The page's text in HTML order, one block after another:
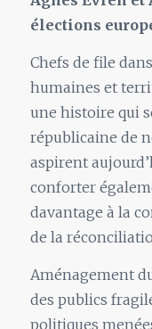
élections
Chefs de file
humaines et
une histoire qui
républicaine de
aspirent
conforter
davantage à la
de la
Aménagement
des publics
politiques